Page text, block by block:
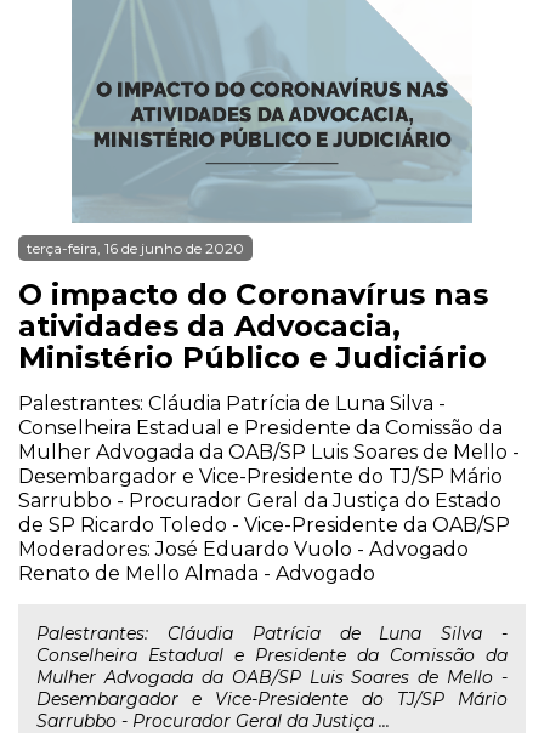
terça-feira, 16 de junho de 2020
O impacto do Coronavírus nas
atividades da Advocacia,
Ministério Público e Judiciário
Palestrantes: Cláudia Patrícia de Luna Silva -
Conselheira Estadual e Presidente da Comissão da
Mulher Advogada da OAB/SP Luis Soares de Mello -
Desembargador e Vice-Presidente do TJ/SP Mário
Sarrubbo - Procurador Geral da Justiça do Estado
de SP Ricardo Toledo - Vice-Presidente da OAB/SP
Moderadores: José Eduardo Vuolo - Advogado
Renato de Mello Almada - Advogado
Palestrantes: Cláudia Patrícia de Luna Silva -
Conselheira Estadual e Presidente da Comissão da
Mulher Advogada da OAB/SP Luis Soares de Mello -
Desembargador e Vice-Presidente do TJ/SP Mário
Sarrubbo - Procurador Geral da Justiça ...